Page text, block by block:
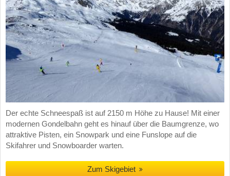
Der echte Schneespaß ist auf 2150 m Höhe zu Hause! Mit einer
modernen Gondelbahn geht es hinauf über die Baumgrenze, wo
attraktive Pisten, ein Snowpark und eine Funslope auf die
Skifahrer und Snowboarder warten.
Zum Skigebiet